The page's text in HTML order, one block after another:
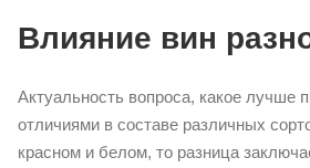
Влияние вин
Актуальность вопроса, какое лучше
отличиями в составе различных
красном и белом, то разница